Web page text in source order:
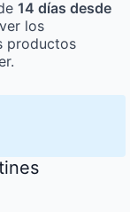
14 días desde
los
productos